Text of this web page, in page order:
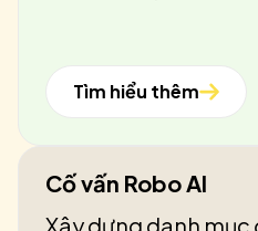
Tìm hiểu thêm
Cố vấn Robo AI
Xây dựng danh mục